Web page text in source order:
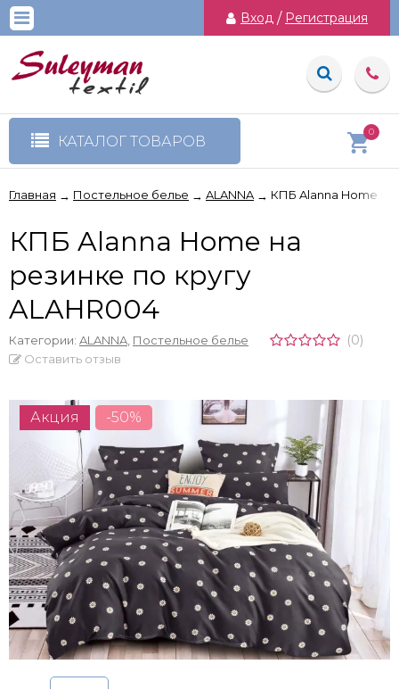
Вход / Регистрация
КАТАЛОГ ТОВАРОВ
0
Главная → Постельное белье → ALANNA → КПБ Alanna Home на
КПБ Alanna Home на
резинке по кругу
ALAHR004
Категории: ALANNA Постельное белье (0)
Оставить отзыв
Акция -50%